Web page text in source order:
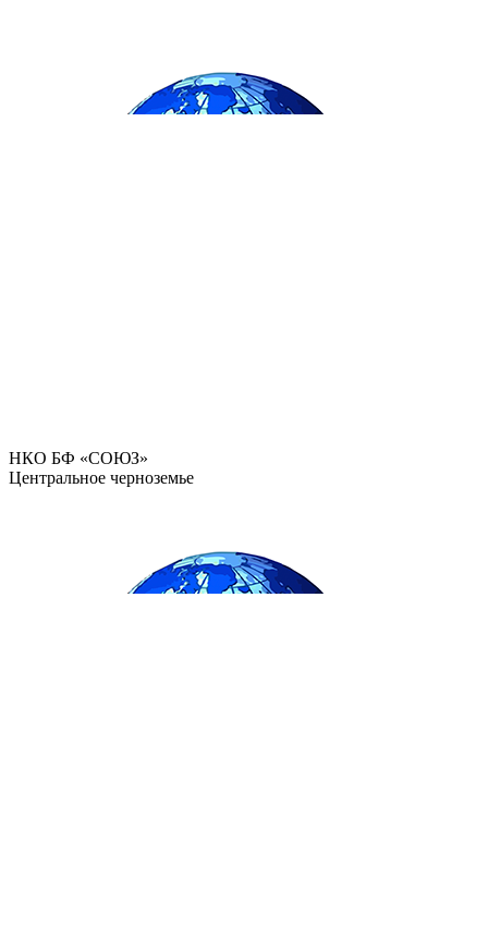
НКО БФ «СОЮЗ»
Центральное черноземье